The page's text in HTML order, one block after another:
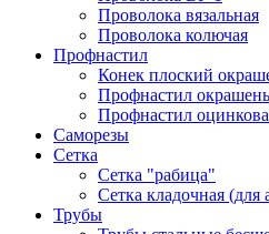
Проволока вязальная
Проволока колючая
Профнастил
Конек плоский
Профнастил
Профнастил
Саморезы
Сетка
Сетка "рабица"
Сетка кладочная
Трубы